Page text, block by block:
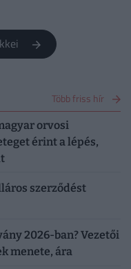
Több friss hír
orvosi
érint a lépés,
szerződést
2026-ban? Vezetői
menete, ára